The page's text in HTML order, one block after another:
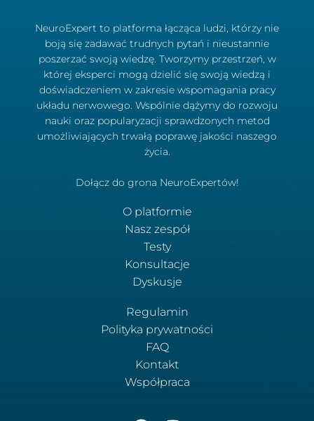
NeuroExpert to platforma łącząca ludzi, którzy nie
boją się zadawać trudnych pytań i nieustannie
poszerzać swoją wiedzę. Tworzymy przestrzeń, w
której eksperci mogą dzielić się swoją wiedzą i
doświadczeniem w zakresie wspomagania pracy
układu nerwowego. Wspólnie dążymy do rozwoju
nauki oraz popularyzacji sprawdzonych metod
umożliwiających trwałą poprawę jakości naszego
życia.
Dołącz do grona NeuroExpertów!
O platformie
Nasz zespół
Testy
Konsultacje
Dyskusje
Regulamin
Polityka prywatności
FAQ
Kontakt
Współpraca